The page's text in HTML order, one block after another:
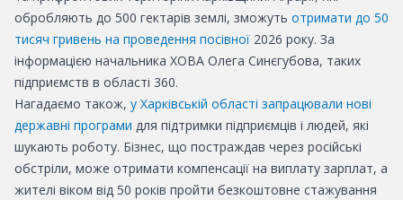
обробляють до 500 гектарів землі, зможуть отримати до 50
тисяч гривень на проведення посівної 2026 року. За
інформацією начальника ХОВА Олега Синєгубова, таких
підприємств в області 360.
Нагадаємо також, у Харківській області запрацювали нові
державні програми для підтримки підприємців і людей, які
шукають роботу. Бізнес, що постраждав через російські
обстріли, може отримати компенсації на виплату зарплат, а
жителі віком від 50 років пройти безкоштовне стажування